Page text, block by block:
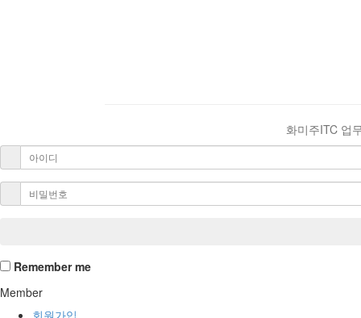
화미주ITC 업
Remember me
Member
회원가입